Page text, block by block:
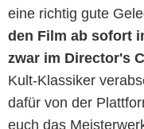
eine richtig gute
den Film ab sofort
zwar im Director's
Kult-Klassiker
dafür von der
euch das